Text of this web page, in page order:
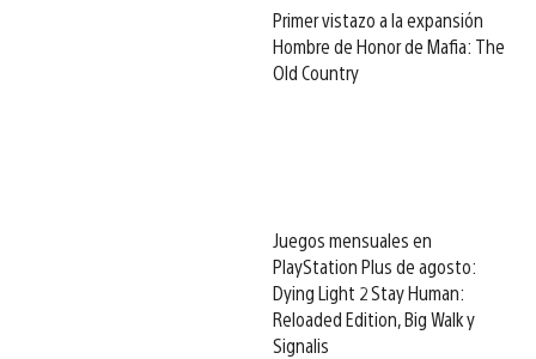
Primer vistazo a la expansión
Hombre de Honor de Mafia: The
Old Country
Juegos mensuales en
PlayStation Plus de agosto:
Dying Light 2 Stay Human:
Reloaded Edition, Big Walk y
Signalis